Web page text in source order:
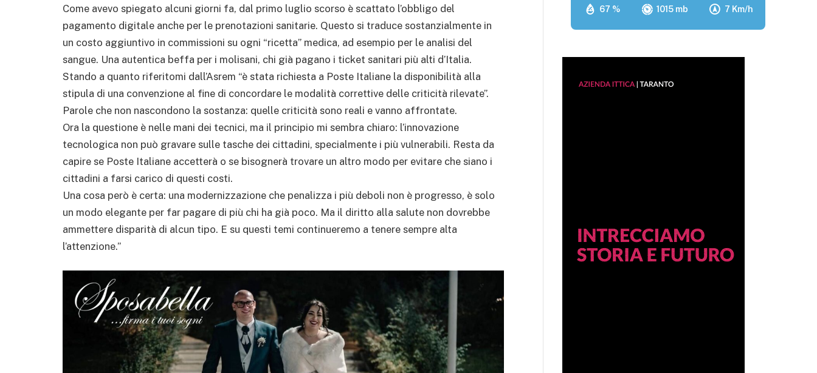
Come avevo spiegato alcuni giorni fa, dal primo luglio scorso è scattato l’obbligo del
pagamento digitale anche per le prenotazioni sanitarie. Questo si traduce sostanzialmente in
un costo aggiuntivo in commissioni su ogni “ricetta” medica, ad esempio per le analisi del
sangue. Una autentica beffa per i molisani, chi già pagano i ticket sanitari più alti d’Italia.
Stando a quanto riferitomi dall’Asrem “è stata richiesta a Poste Italiane la disponibilità alla
stipula di una convenzione al fine di concordare le modalità correttive delle criticità rilevate”.
Parole che non nascondono la sostanza: quelle criticità sono reali e vanno affrontate.
Ora la questione è nelle mani dei tecnici, ma il principio mi sembra chiaro: l’innovazione
tecnologica non può gravare sulle tasche dei cittadini, specialmente i più vulnerabili. Resta da
capire se Poste Italiane accetterà o se bisognerà trovare un altro modo per evitare che siano i
cittadini a farsi carico di questi costi.
Una cosa però è certa: una modernizzazione che penalizza i più deboli non è progresso, è solo
un modo elegante per far pagare di più chi ha già poco. Ma il diritto alla salute non dovrebbe
ammettere disparità di alcun tipo. E su questi temi continueremo a tenere sempre alta
l’attenzione.”
67 % 1015 mb 7 Km/h